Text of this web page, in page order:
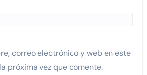
correo electrónico y web en este
próxima vez que comente.